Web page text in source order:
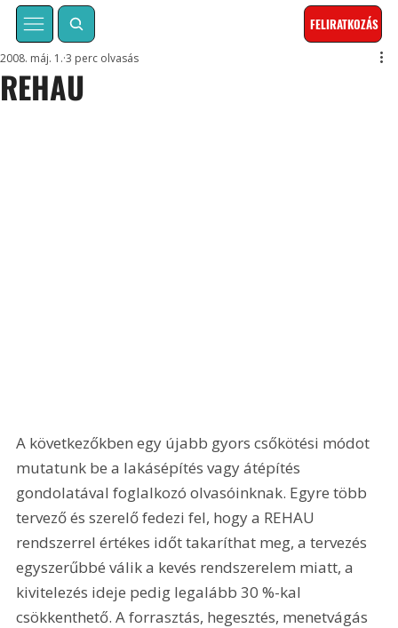
FELIRATKOZÁS
REHAU
2008. máj. 1. 3 perc olvasás
A következőkben egy újabb gyors csőkötési módot
mutatunk be a lakásépítés vagy átépítés
gondolatával foglalkozó olvasóinknak. Egyre több
tervező és szerelő fedezi fel, hogy a REHAU
rendszerrel értékes időt takaríthat meg, a tervezés
egyszerűbbé válik a kevés rendszerelem miatt, a
kivitelezés ideje pedig legalább 30 %-kal
csökkenthető. A forrasztás, hegesztés, menetvágás